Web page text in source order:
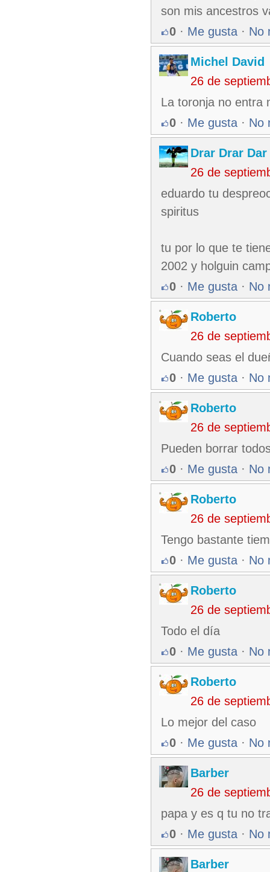
son mis ancestros
0 · Me gusta · No
Michel David
26 de
La toronja no entra
0 · Me gusta · No
Drar Drar Dar
26 de
eduardo tu
spiritus
tu por lo que te
2002 y holguin
0 · Me gusta · No
Roberto
26 de
Cuando seas el
0 · Me gusta · No
Roberto
26 de
Pueden borrar
0 · Me gusta · No
Roberto
26 de
Tengo bastante
0 · Me gusta · No
Roberto
26 de
Todo el día
0 · Me gusta · No
Roberto
26 de
Lo mejor del caso
0 · Me gusta · No
Barber
26 de
papa y es q tu no
0 · Me gusta · No
Barber